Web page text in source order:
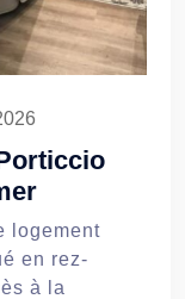
logement
en rez-
à la